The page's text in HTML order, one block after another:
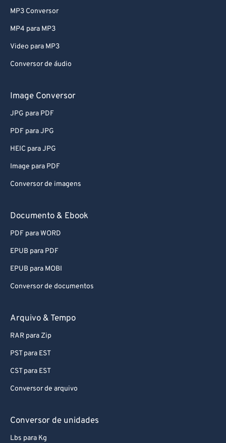
MP3 Conversor
MP4 para MP3
Video para MP3
Conversor de áudio
Image Conversor
JPG para PDF
PDF para JPG
HEIC para JPG
Image para PDF
Conversor de imagens
Documento & Ebook
PDF para WORD
EPUB para PDF
EPUB para MOBI
Conversor de documentos
Arquivo & Tempo
RAR para Zip
PST para EST
CST para EST
Conversor de arquivo
Conversor de unidades
Lbs para Kg